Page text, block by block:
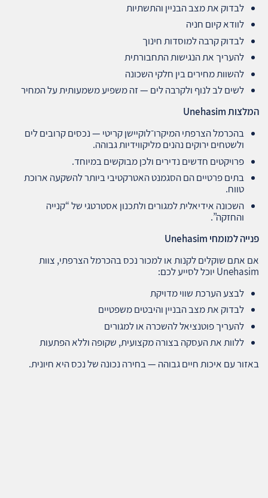
לבדוק את מצב הבניין והתשתיות
לוודא קיום חניה
לבדוק קרבה למוסדות חינוך
להעריך את הנגישות התחבורתית
להשוות מחירים בין חלקי השכונה
לשים לב לנוף ולקרבה לים — זה משפיע משמעותית על המחיר
המלצות
בהכרמל הצרפתי המיקרו־לוקיישן קריטי — נכסים קרובים לים
ולשטחים ירוקים נהנים מליקווידיות גבוהה.
פרויקטים חדשים נדירים ולכן מבוקשים במיוחד.
בתים פרטיים הם הסגמנט האטרקטיבי ביותר להשקעה ארוכת
טווח.
השכונה אידיאלית למגורים ולתכנון אסטרטגי של “קנייה
והחזקה”.
פנייה למומחי
אם אתם שוקלים לקנות או למכור נכס בהכרמל הצרפתי, צוות
Unehasim יוכל לסייע לכם:
לבצע הערכת שווי מדויקת
לבדוק את מצב הבניין והיבטים משפטיים
להעריך פוטנציאל להשכרה או למגורים
ללוות את העסקה בצורה מקצועית, שקופה וללא הפתעות
באזור עם איכות חיים גבוהה — בחירה נכונה של נכס היא חיונית.